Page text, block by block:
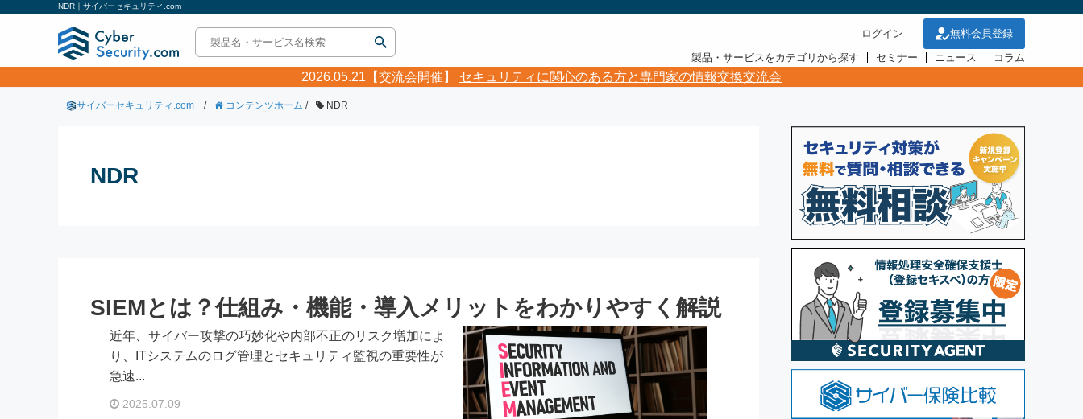
NDR｜サイバーセキュリティ.com
ログイン
無料会員登録
製品・サービスをカテゴリから探す
セミナー ニュース コラム
2026.05.21【交流会開催】 セキュリティに関心のある方と専門家の情報交換交流会
サイバーセキュリティ.com / コンテンツホーム / NDR
NDR
SIEMとは？仕組み・機能・導入メリットをわかりやすく解説
近年、サイバー攻撃の巧妙化や内部不正のリスク増加によ
り、ITシステムのログ管理とセキュリティ監視の重要性が
急速...
2025.07.09